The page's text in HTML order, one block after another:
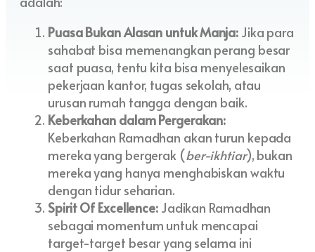
Puasa Bukan Alasan untuk Manja:Jika para
sahabat bisa memenangkan perang besar
saat puasa, tentu kita bisa menyelesaikan
pekerjaan kantor, tugas sekolah, atau
urusan rumah tangga dengan baik.
Keberkahan dalam Pergerakan:
Keberkahan Ramadhan akan turun kepada
mereka yang bergerak (ber-ikhtiar), bukan
mereka yang hanya menghabiskan waktu
dengan tidur seharian.
Spirit Of Excellence:Jadikan Ramadhan
sebagai momentum untuk mencapai
target-target besar yang selama ini